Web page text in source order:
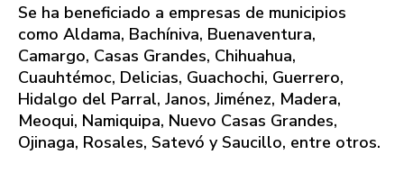
Se ha beneficiado a empresas de municipios
como Aldama, Bachíniva, Buenaventura,
Camargo, Casas Grandes, Chihuahua,
Cuauhtémoc, Delicias, Guachochi, Guerrero,
Hidalgo del Parral, Janos, Jiménez, Madera,
Meoqui, Namiquipa, Nuevo Casas Grandes,
Ojinaga, Rosales, Satevó y Saucillo, entre otros.